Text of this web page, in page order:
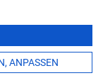
ANPASSEN